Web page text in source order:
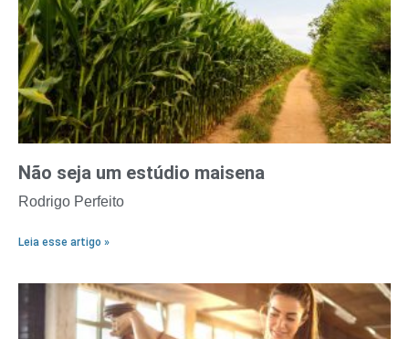
Não seja um estúdio maisena
Rodrigo Perfeito
Leia esse artigo »